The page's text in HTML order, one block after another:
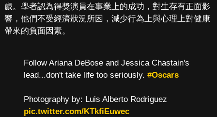
歲。學者認為得獎演員在事業上的成功，對生存有正面影
響，他們不受經濟狀況所困，減少行為上與心理上對健康
帶來的負面因素。
Follow Ariana DeBose and Jessica Chastain's
lead...don't take life too seriously. #Oscars
Photography by: Luis Alberto Rodriguez
pic.twitter.com/KTkfiEuwec